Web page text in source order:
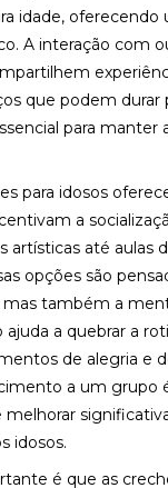
idade, oferecendo
A interação com
que podem
para manter
para idosos
a
artísticas até aulas
opções são
mas também a
a quebrar a
de alegria e
a um grupo
idosos.
é que as